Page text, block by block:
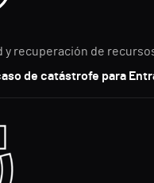
y recuperación de
de catástrofe para